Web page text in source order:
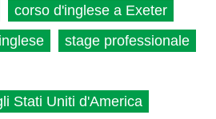
corso d'inglese a Exeter
stage professionale
Stati Uniti d'America